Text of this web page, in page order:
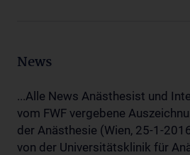
News
...Alle News Anästhesist und
vom FWF vergebene
der Anästhesie (Wien, 25-1-
von der Universitätsklinik für